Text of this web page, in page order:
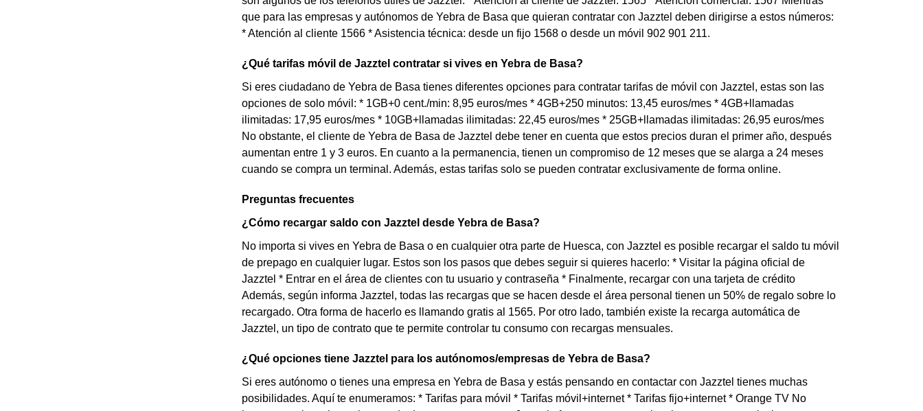
que para las empresas y autónomos de Yebra de Basa que quieran contratar con Jazztel deben dirigirse a estos números:
* Atención al cliente 1566 * Asistencia técnica: desde un fijo 1568 o desde un móvil 902 901 211.
¿Qué tarifas móvil de Jazztel contratar si vives en Yebra de Basa?
Si eres ciudadano de Yebra de Basa tienes diferentes opciones para contratar tarifas de móvil con Jazztel, estas son las
opciones de solo móvil: * 1GB+0 cent./min: 8,95 euros/mes * 4GB+250 minutos: 13,45 euros/mes * 4GB+llamadas
ilimitadas: 17,95 euros/mes * 10GB+llamadas ilimitadas: 22,45 euros/mes * 25GB+llamadas ilimitadas: 26,95 euros/mes
No obstante, el cliente de Yebra de Basa de Jazztel debe tener en cuenta que estos precios duran el primer año, después
aumentan entre 1 y 3 euros. En cuanto a la permanencia, tienen un compromiso de 12 meses que se alarga a 24 meses
cuando se compra un terminal. Además, estas tarifas solo se pueden contratar exclusivamente de forma online.
Preguntas frecuentes
¿Cómo recargar saldo con Jazztel desde Yebra de Basa?
No importa si vives en Yebra de Basa o en cualquier otra parte de Huesca, con Jazztel es posible recargar el saldo tu móvil
de prepago en cualquier lugar. Estos son los pasos que debes seguir si quieres hacerlo: * Visitar la página oficial de
Jazztel * Entrar en el área de clientes con tu usuario y contraseña * Finalmente, recargar con una tarjeta de crédito
Además, según informa Jazztel, todas las recargas que se hacen desde el área personal tienen un 50% de regalo sobre lo
recargado. Otra forma de hacerlo es llamando gratis al 1565. Por otro lado, también existe la recarga automática de
Jazztel, un tipo de contrato que te permite controlar tu consumo con recargas mensuales.
¿Qué opciones tiene Jazztel para los autónomos/empresas de Yebra de Basa?
Si eres autónomo o tienes una empresa en Yebra de Basa y estás pensando en contactar con Jazztel tienes muchas
posibilidades. Aquí te enumeramos: * Tarifas para móvil * Tarifas móvil+internet * Tarifas fijo+internet * Orange TV No